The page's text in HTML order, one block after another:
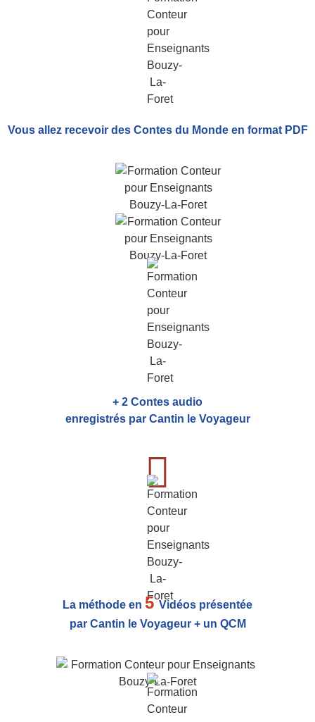
Vous allez recevoir des Contes du Monde en format PDF
+ 2 Contes audio
enregistrés par Cantin le Voyageur
La méthode en 5Vidéos présentée
par Cantin le Voyageur + un QCM